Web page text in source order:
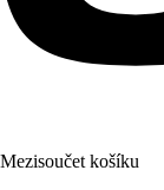
Mezisoučet košíku